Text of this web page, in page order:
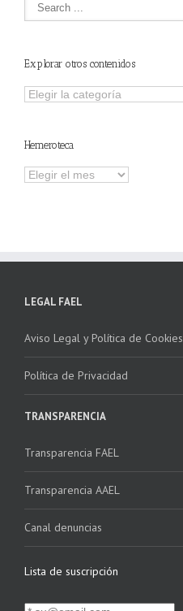
Explorar otros contenidos
Explorar
Hemeroteca
Hemeroteca
LEGAL FAEL
Aviso Legal y Política de Cookies
Política de Privacidad
TRANSPARENCIA
Transparencia FAEL
Transparencia AAEL
Canal denuncias
Lista de suscripción